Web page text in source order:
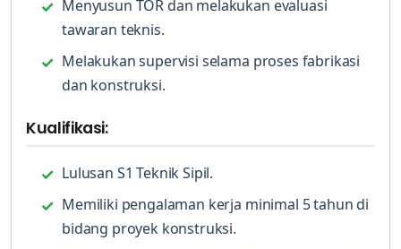
Menyusun TOR dan melakukan evaluasi
tawaran teknis.
Melakukan supervisi selama proses fabrikasi
dan konstruksi.
Kualifikasi:
Lulusan S1 Teknik Sipil.
Memiliki pengalaman kerja minimal 5 tahun di
bidang proyek konstruksi.